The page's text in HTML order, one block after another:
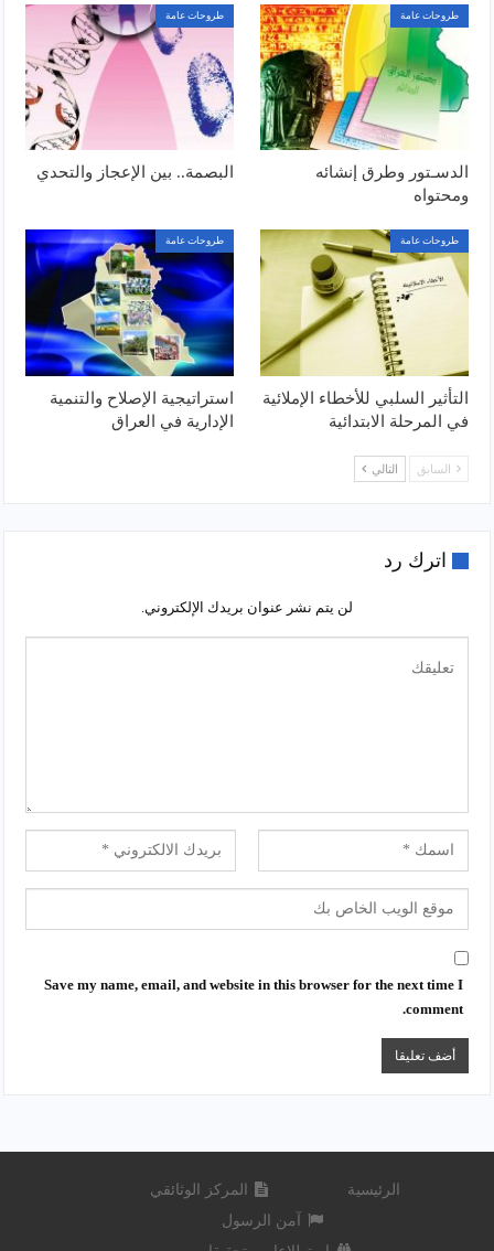
طروحات عامة
الدسـتور وطرق إنشائه
ومحتواه
طروحات عامة
البصمة.. بين الإعجاز والتحدي
طروحات عامة
التأثير السلبي للأخطاء الإملائية
في المرحلة الابتدائية
طروحات عامة
استراتيجية الإصلاح والتنمية
الإدارية في العراق
السابق التالي
اترك رد
لن يتم نشر عنوان بريدك الإلكتروني.
Save my name, email, and website in this browser for the next time I
comment.
الرئيسية
المركز الوثائقي
آمن الرسول